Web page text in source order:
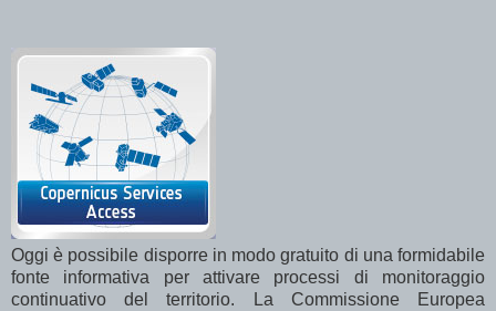
Oggi è possibile disporre in modo gratuito di una formidabile
fonte informativa per attivare processi di monitoraggio
continuativo del territorio. La Commissione Europea